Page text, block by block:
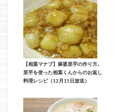
【相葉マナブ】麻婆里芋の作り方。
里芋を使った相葉くんからのお返し
料理レシピ（12月15日放送）